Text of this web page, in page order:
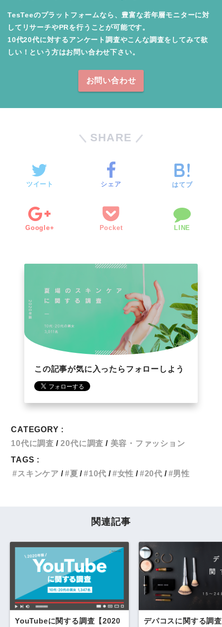
TesTeeのプラットフォームなら、豊富な若年層モニターに対
してリサーチやPRを行うことが可能です。
10代20代に対するアンケート調査やこんな調査をしてみて欲
しい！という方はお問い合わせ下さい。
お問い合わせ
SHARE
ツイート シェア はてブ
Google+ Pocket LINE
この記事が気に入ったらフォローしよう
CATEGORY :
10代に調査
20代に調査
美容・ファッション
TAGS :
スキンケア
夏 10代 女性 20代 男性
関連記事
YouTubeに関する調査【2020
デパコスに関する調査